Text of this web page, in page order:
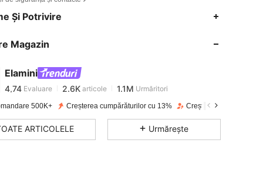
Și Potrivire
Magazin
Elamini
4,74
4,74 Evaluare 2.6K articole 1.1M Urmăritori
4,74 2.6K
500K+ Creșterea cumpărăturilor cu 13% Creșterea urmăritorilor
ARTICOLELE Urmărește